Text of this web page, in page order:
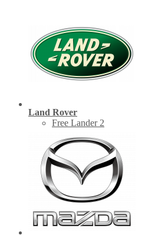
Land Rover
Free Lander 2